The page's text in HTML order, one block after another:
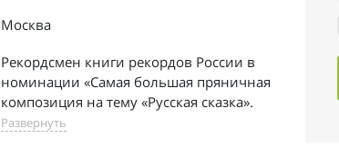
Москва
Рекордсмен книги рекордов России в
номинации «Самая большая пряничная
композиция на тему «Русская сказка».
Развернуть